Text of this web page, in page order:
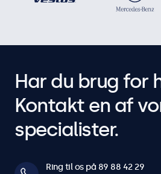
Har du brug for
Kontakt en af
specialister.
Ring til os på 89 88 42 29